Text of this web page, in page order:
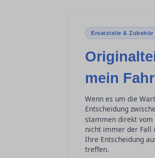
Ersatzteile & Zubehör
mein
Wenn es um die
Entscheidung
stammen direkt vom
nicht immer der Fall
Ihre Entscheidung
treffen.